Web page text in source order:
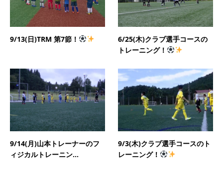
9/13(日)TRM 第7節！
6/25(木)クラブ選手コースの
トレーニング！
9/14(月)山本トレーナーのフ
ィジカルトレーニン...
9/3(木)クラブ選手コースのト
レーニング！